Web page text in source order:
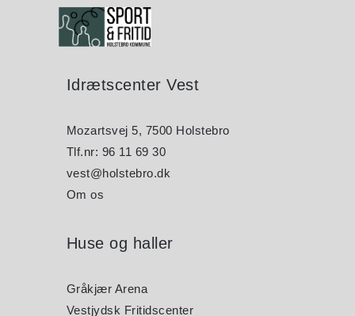
Idrætscenter Vest
Mozartsvej 5, 7500 Holstebro
Tlf.nr: 96 11 69 30
vest@holstebro.dk
Om os
Huse og haller
Gråkjær Arena
Vestjydsk Fritidscenter